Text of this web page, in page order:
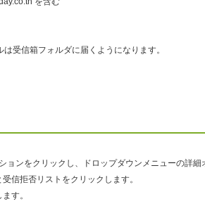
受信箱フォルダに届くようになります。
ョンをクリックし、ドロップダウンメニューの詳細
信拒否リストをクリックします。
す。